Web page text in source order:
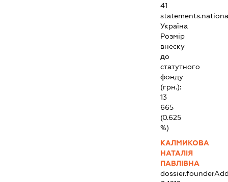
41
Україна
Розмір
внеску
до
статутного
фонду
(грн.):
13
665
(0.625
%)
КАЛМИКОВА
НАТАЛІЯ
ПАВЛІВНА